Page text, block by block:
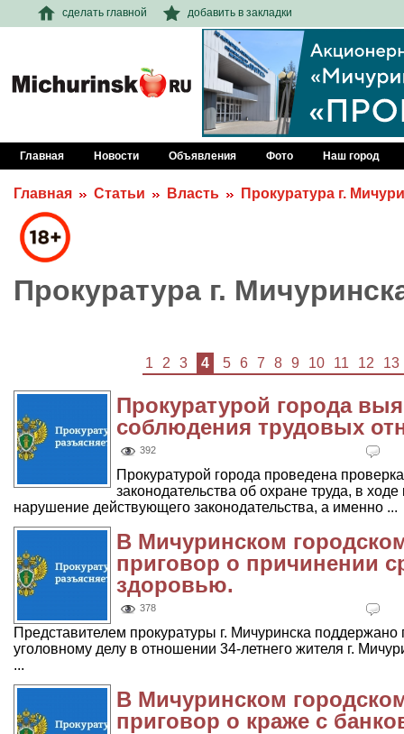
сделать главной добавить в закладки
Главная Новости Объявления Фото Наш город
Главная Статьи Власть Прокуратура г.
Прокуратура г.
1 2 3 4 5 6 7 8 9 10 11 12 13
Прокуратурой города
соблюдения трудовых
392
Прокуратурой города проведена
законодательства об охране труда, в
нарушение действующего законодательства, а именно ...
В Мичуринском
приговор о причинении
здоровью.
378
Представителем прокуратуры г. Мичуринска поддержано
уголовному делу в отношении 34-летнего жителя г.
...
В Мичуринском
приговор о краже с